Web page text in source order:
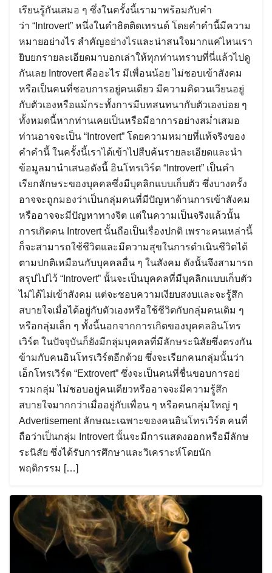
เรียนรู้กันเสมอ ๆ ซึ่งในครั้งนี้เรามาพร้อมกับคำ
ว่า “Introvert” หนึ่งในคำฮิตติดเทรนด์ โดยคำคำนี้มีความ
หมายอย่างไร สำคัญอย่างไรและน่าสนใจมากแค่ไหนเรา
ยิบยกรายละเอียดมาบอกเล่าให้ทุกท่านทราบที่นี่แล้วไปดู
กันเลย Introvert คืออะไร มีเพื่อนน้อย ไม่ชอบเข้าสังคม
หรือเป็นคนที่ชอบการอยู่คนเดียว มีความคิดวนเวียนอยู่
กับตัวเองหรือแม้กระทั้งการมีบทสนทนากับตัวเองบ่อย ๆ
ทั้งหมดนี้หากท่านเคยเป็นหรือมีอาการอย่างสม่ำเสมอ
ท่านอาจจะเป็น “Introvert” โดยความหมายที่แท้จริงของ
คำคำนี้ ในครั้งนี้เราได้เข้าไปสืบค้นรายละเอียดและนำ
ข้อมูลมานำเสนอดังนี้ อินโทรเวิร์ต “Introvert” เป็นคำ
เรียกลักษระของบุคคลซึ่งมีบุคลิกแบบเก็บตัว ซึ่งบางครั้ง
อาจจะถูกมองว่าเป็นกลุ่มคนที่มีปัญหาด้านการเข้าสังคม
หรืออาจจะมีปัญหาทางจิต แต่ในความเป็นจริงแล้วนั้น
การเกิดคน Introvert นั้นถือเป็นเรื่องปกติ เพราะคนเหล่านี้
ก็จะสามารถใช้ชีวิตและมีความสุขในการดำเนินชีวิตได้
ตามปกติเหมือนกับบุคคลอื่น ๆ ในสังคม ดังนั้นจึงสามารถ
สรุปไปไว้ “Introvert” นั้นจะเป็นบุคคลที่มีบุคลิกแบบเก็บตัว
ไม่ได้ไม่เข้าสังคม แต่จะชอบความเงียบสงบและจะรู้สึก
สบายใจเมื่อได้อยู่กับตัวเองหรือใช้ชีวิตกับกลุ่มคนเดิม ๆ
หรือกลุ่มเล็ก ๆ ทั้งนี้นอกจากการเกิดของบุคคลอินโทร
เวิร์ต ในปัจจุบันก็ยังมีกลุ่มบุคคลที่มีลักษระนิสัยซึ่งตรงกัน
ข้ามกับคนอินโทรเวิร์ตอีกด้วย ซึ่งจะเรียกคนกลุ่มนั้นว่า
เอ็กโทรเวิร์ต “Extrovert” ซึ่งจะเป็นคนที่ชื่นขอบการอย่
รวมกลุ่ม ไม่ชอบอยู่คนเดียวหรืออาจจะมีความรู้สึก
สบายใจมากกว่าเมื่ออยู่กับเพื่อน ๆ หรือคนกลุ่มใหญ่ ๆ
Advertisement ลักษณะเฉพาะของคนอินโทรเวิร์ต คนที่
ถือว่าเป็นกลุ่ม Introvert นั้นจะมีการแสดงออกหรือมีลักษ
ระนิสัย ซึ่งได้รับการศึกษาและวิเคราะห์โดยนัก
พฤติกรรม […]